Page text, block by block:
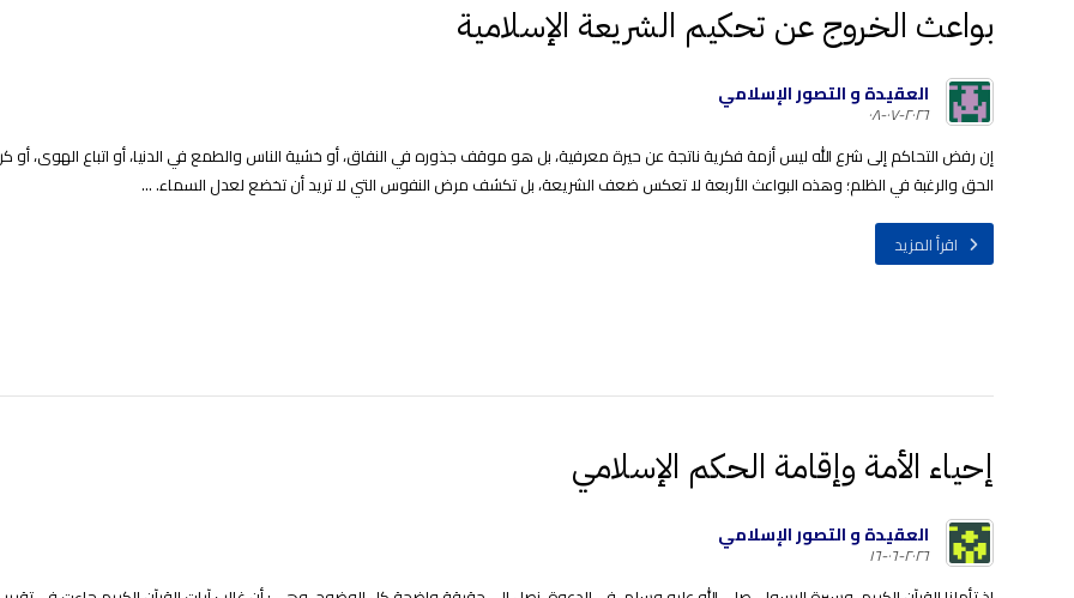
بواعث الخروج عن تحكيم الشريعة الإسلامية
العقيدة و التصور الإسلامي
٢٠٢٦-٠٧-٠٨
إن رفض التحاكم إلى شرع الله ليس أزمة فكرية ناتجة عن حيرة معرفية، بل هو موقف جذوره في النفاق، أو خشية الناس والطمع في الدنيا، أو اتباع الهوى، أو
الحق والرغبة في الظلم؛ وهذه البواعث الأربعة لا تعكس ضعف الشريعة، بل تكشف مرض النفوس التي لا تريد أن تخضع لعدل السماء. ...
اقرأ المزيد
إحياء الأمة وإقامة الحكم الإسلامي
العقيدة و التصور الإسلامي
٢٠٢٦-٠٦-١٦